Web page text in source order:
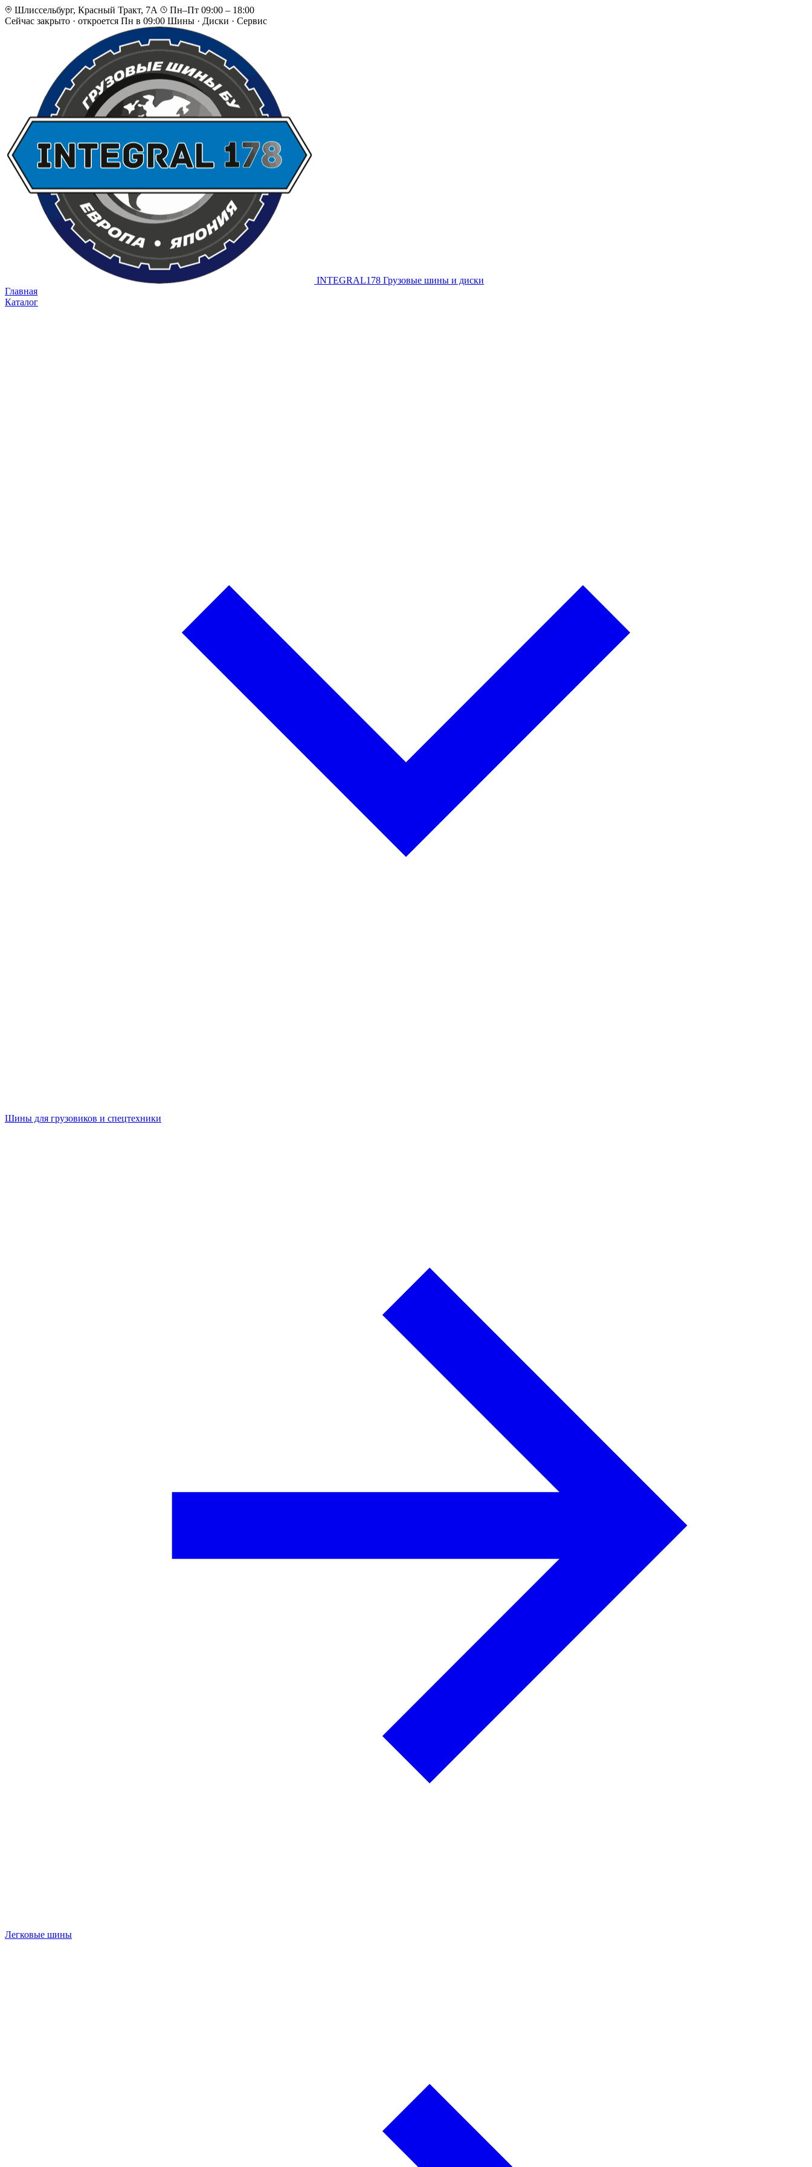
Шлиссельбург, Красный Тракт, 7А
Пн–Пт 09:00 – 18:00
Сейчас закрыто · откроется Пн в 09:00 Шины · Диски · Сервис
INTEGRAL178 Грузовые шины и диски
Главная
Каталог
Шины для грузовиков и спецтехники
Легковые шины